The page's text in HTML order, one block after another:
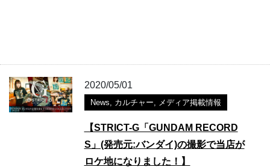
2020/05/01
News, カルチャー, メディア掲載情報
【STRICT-G「GUNDAM RECORD
S」(発売元:バンダイ)の撮影で当店が
ロケ地になりました！】